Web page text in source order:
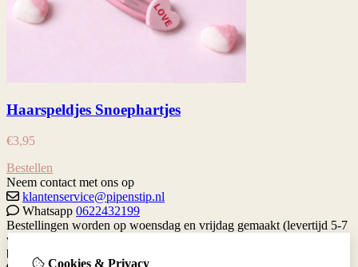
Haarspeldjes Snoephartjes
€3,95
Bestellen
Neem contact met ons op
klantenservice@pipenstip.nl
Whatsapp 0622432199
Bestellingen worden op woensdag en vrijdag gemaakt (levertijd 5-7
werkdagen) Je kan altijd contact met me opnemen via de contact
button hieronder.
Cookies & Privacy